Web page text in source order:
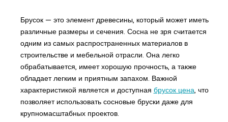
Брусок — это элемент древесины, который может иметь
различные размеры и сечения. Сосна не зря считается
одним из самых распространенных материалов в
строительстве и мебельной отрасли. Она легко
обрабатывается, имеет хорошую прочность, а также
обладает легким и приятным запахом. Важной
характеристикой является и доступная брусок цена , что
позволяет использовать сосновые бруски даже для
крупномасштабных проектов.